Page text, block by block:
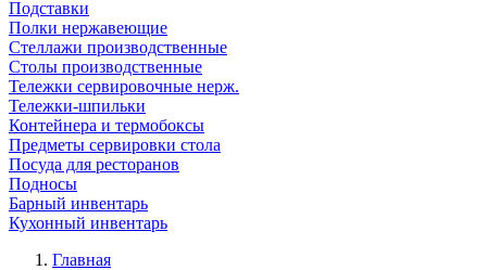
Подставки
Полки нержавеющие
Стеллажи производственные
Столы производственные
Тележки сервировочные нерж.
Тележки-шпильки
Контейнера и термобоксы
Предметы сервировки стола
Посуда для ресторанов
Подносы
Барный инвентарь
Кухонный инвентарь
Главная